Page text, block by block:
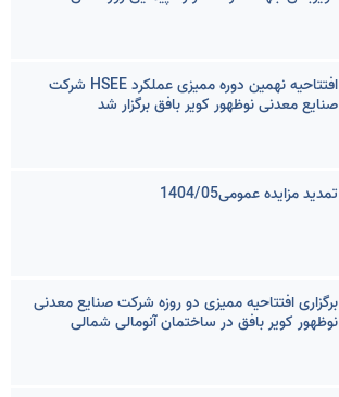
افتتاحیه نهمین دوره ممیزی عملکرد HSEE شرکت
صنایع معدنی نوظهور کویر بافق برگزار شد
تمدید مزایده عمومی1404/05
برگزاری افتتاحیه ممیزی دو روزه شرکت صنایع معدنی
نوظهور کویر بافق در ساختمان آنومالی شمالی